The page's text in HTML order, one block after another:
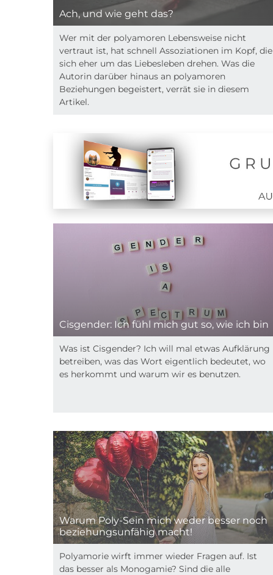
Ach, und wie geht das?
Wer mit der polyamoren Lebensweise nicht
vertraut ist, hat schnell Assoziationen im Kopf, die
sich eher um das Liebesleben drehen. Was die
Autorin darüber hinaus an polyamoren
Beziehungen begeistert, verrät sie in diesem
Artikel.
Cisgender: Ich fühl mich gut so, wie ich bin
Was ist Cisgender? Ich will mal etwas Aufklärung
betreiben, was das Wort eigentlich bedeutet, wo
es herkommt und warum wir es benutzen.
Warum Poly-Sein mich weder besser noch
beziehungsunfähig macht!
Polyamorie wirft immer wieder Fragen auf. Ist
das besser als Monogamie? Sind die alle